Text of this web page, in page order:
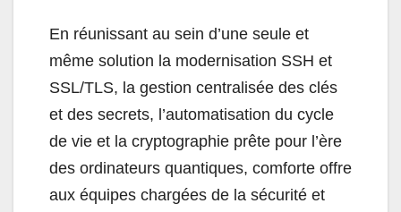
En réunissant au sein d’une seule et
même solution la modernisation SSH et
SSL/TLS, la gestion centralisée des clés
et des secrets, l’automatisation du cycle
de vie et la cryptographie prête pour l’ère
des ordinateurs quantiques, comforte offre
aux équipes chargées de la sécurité et